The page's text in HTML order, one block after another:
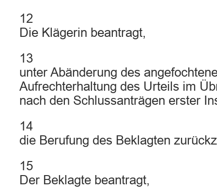
12
Die Klägerin beantragt,
13
unter Abänderung des
Aufrechterhaltung des Urteils im
nach den Schlussanträgen erster
14
die Berufung des Beklagten
15
Der Beklagte beantragt,